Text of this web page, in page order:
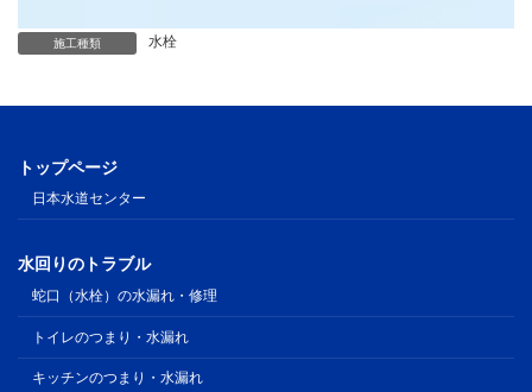
施工種類 水栓
トップページ
日本水道センター
水回りのトラブル
蛇口（水栓）の水漏れ・修理
トイレのつまり・水漏れ
キッチンのつまり・水漏れ